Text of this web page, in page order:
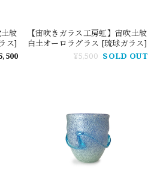
紋
ス]
【宙吹きガラス工房虹】宙吹土紋
白土オーロラグラス [琉球ガラス]
¥5,500 SOLD OUT